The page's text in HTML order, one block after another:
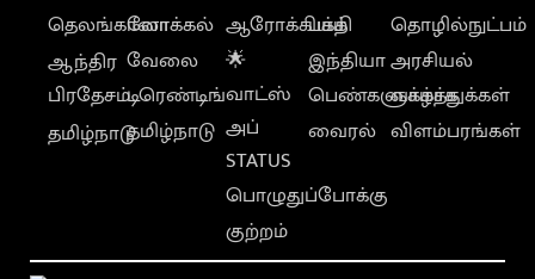
தெலங்கானா
ஆந்திர
பிரதேசம்
தமிழ்நாடு
லோக்கல்
வேலை
டிரெண்டிங்
தமிழ்நாடு
ஆரோக்கியம்
🌟
வாட்ஸ்
அப்
STATUS
பொழுதுப்போக்கு
குற்றம்
பக்தி
இந்தியா
பெண்களுக்காக
வைரல்
தொழில்நுட்பம்
அரசியல்
வாழ்த்துக்கள்
விளம்பரங்கள்